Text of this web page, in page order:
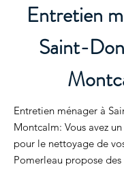
Entretien
Saint-
Entretien ménager à
Montcalm: Vous avez
pour le nettoyage de
Pomerleau propose